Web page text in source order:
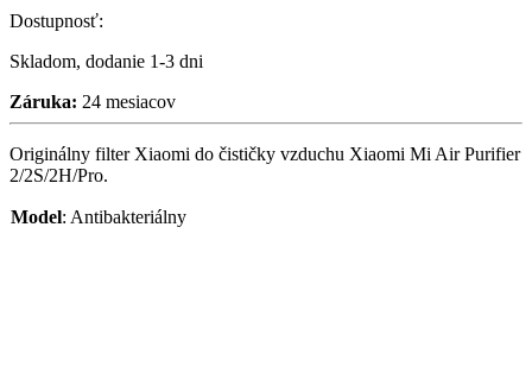
Dostupnosť:
Skladom, dodanie 1-3 dni
Záruka: 24 mesiacov
Originálny filter Xiaomi do čističky vzduchu Xiaomi Mi Air Purifier
2/2S/2H/Pro.
Model: Antibakteriálny